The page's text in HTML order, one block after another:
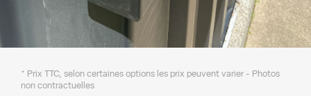
* Prix TTC, selon certaines options les prix peuvent varier - Photos
non contractuelles